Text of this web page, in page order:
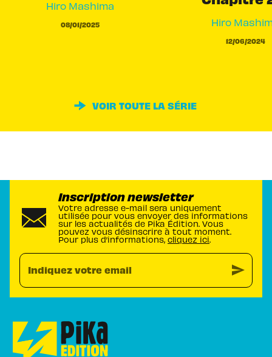
Hiro Mashima
08/01/2025 Hiro
12/06/2024
VOIR TOUTE LA SÉRIE
Inscription newsletter
Votre adresse e-mail sera uniquement
utilisée pour vous envoyer des informations
sur les actualités de Pika Édition. Vous
pouvez vous désinscrire à tout moment.
Pour plus d’informations, cliquez ici.
Indiquez votre email send